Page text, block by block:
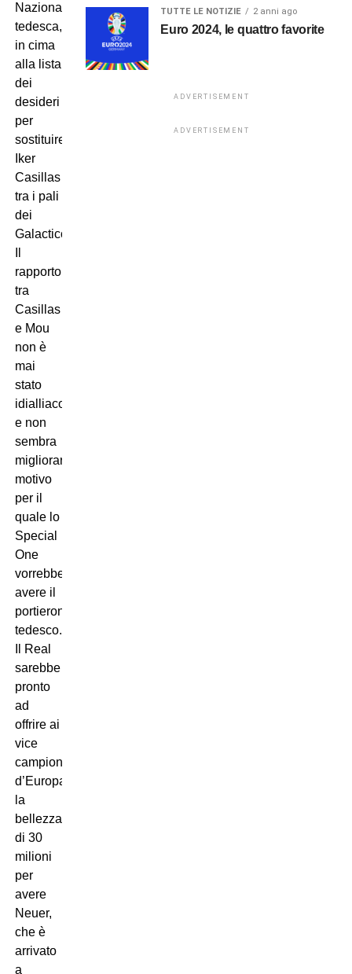
Nazionale
tedesca,
in cima
alla lista
dei
desideri
per
sostituire
Iker
Casillas
tra i pali
dei
Galacticos.
rapporto
tra
Casillas
e Mou
non è
mai
stato
idialliaco
e non
sembra
migliorare,
motivo
per il
quale lo
Special
One
vorrebbe
avere il
portierone
tedesco.
Il Real
sarebbe
pronto
ad
offrire ai
vice
campioni
d’Europa
la
bellezza
di 30
milioni
per
avere
Neuer,
che è
arrivato
a
TUTTE LE NOTIZIE 2 anni ago
Euro 2024, le quattro favorite
ADVERTISEMENT
ADVERTISEMENT